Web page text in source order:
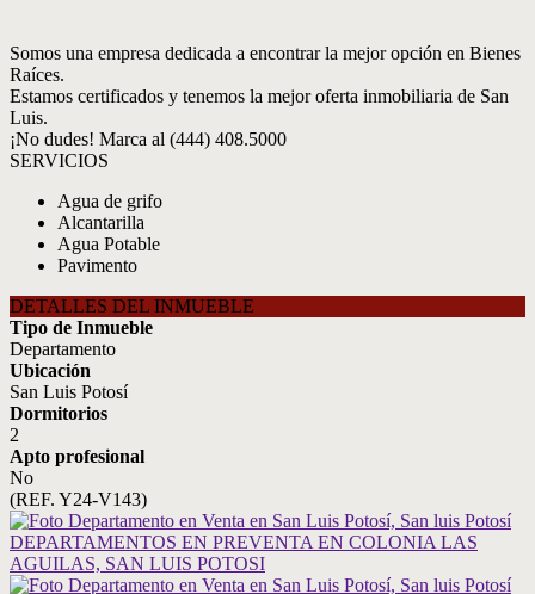
Somos una empresa dedicada a encontrar la mejor opción en Bienes
Raíces.
Estamos certificados y tenemos la mejor oferta inmobiliaria de San
Luis.
¡No dudes! Marca al (444) 408.5000
SERVICIOS
Agua de grifo
Alcantarilla
Agua Potable
Pavimento
DETALLES DEL INMUEBLE
Tipo de Inmueble
Departamento
Ubicación
San Luis Potosí
Dormitorios
2
Apto profesional
No
(REF. Y24-V143)